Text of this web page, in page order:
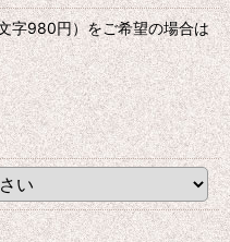
980円）をご希望の場合は